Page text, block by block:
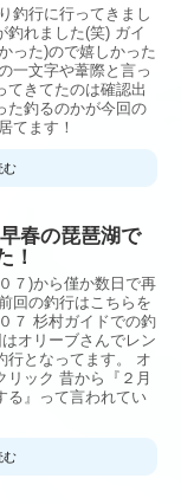
釣行に行ってきまし
釣れました(笑) ガイ
った)ので嬉しかった
一文字や葦際と言っ
てきてたのは確認出
た釣るのかが今回の
てます！
む
春の琵琶湖で
！
７)から僅か数日で再
回の釣行はこちらを
７ 杉村ガイドでの釣
オリーブさんでレン
行となってます。 オ
リック 昔から『２月
る』って言われてい
む